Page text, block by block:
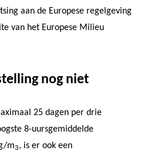
aan de Europese regelgeving
van het Europese Milieu
nog niet
25 dagen per drie
8-uursgemiddelde
m3, is er ook een